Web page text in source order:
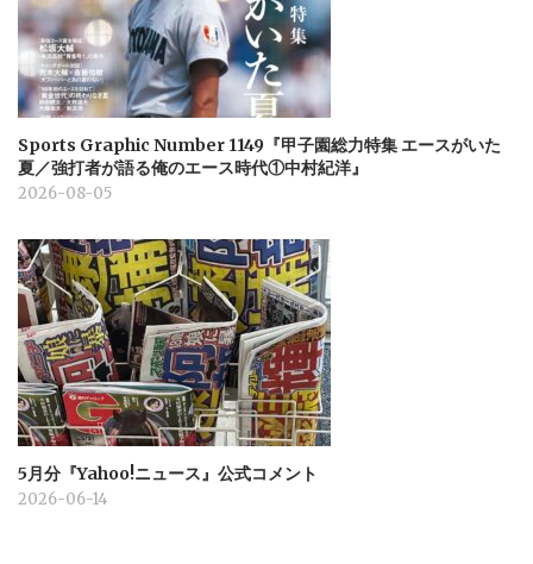
Sports Graphic Number 1149『甲子園総力特集 エースがいた
夏／強打者が語る俺のエース時代①中村紀洋』
2026-08-05
5月分『Yahoo!ニュース』公式コメント
2026-06-14